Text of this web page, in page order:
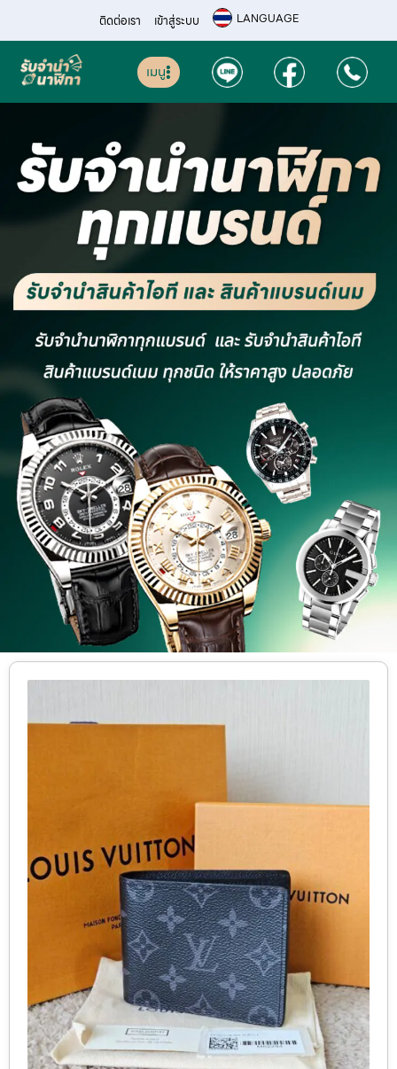
ติดต่อเรา เข้าสู่ระบบ LANGUAGE
เมนู